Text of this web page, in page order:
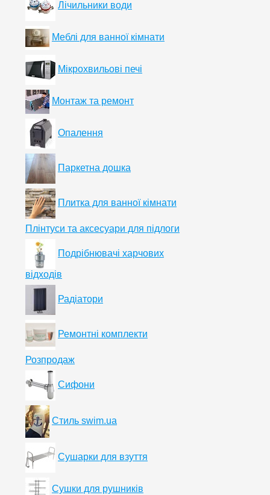
Лічильники води
Меблі для ванної кімнати
Мікрохвильові печі
Монтаж та ремонт
Опалення
Паркетна дошка
Плитка для ванної кімнати
Плінтуси та аксесуари для підлоги
Подрібнювачі харчових
відходів
Радіатори
Ремонтні комплекти
Розпродаж
Сифони
Стиль swim.ua
Сушарки для взуття
Сушки для рушників